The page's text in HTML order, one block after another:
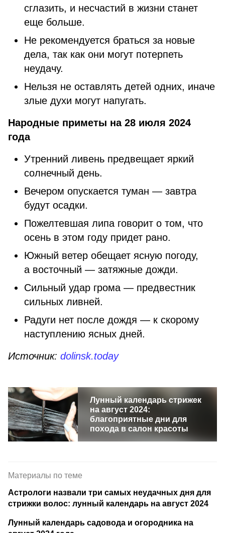
сглазить, и несчастий в жизни станет
еще больше.
Не рекомендуется браться за новые
дела, так как они могут потерпеть
неудачу.
Нельзя не оставлять детей одних, иначе
злые духи могут напугать.
Народные приметы на 28 июля 2024
года
Утренний ливень предвещает яркий
солнечный день.
Вечером опускается туман — завтра
будут осадки.
Пожелтевшая липа говорит о том, что
осень в этом году придет рано.
Южный ветер обещает ясную погоду,
а восточный — затяжные дожди.
Сильный удар грома — предвестник
сильных ливней.
Радуги нет после дождя — к скорому
наступлению ясных дней.
Источник: dolinsk.today
Лунный календарь стрижек
на август 2024:
благоприятные дни для
похода в салон красоты
Материалы по теме
Астрологи назвали три самых неудачных дня для
стрижки волос: лунный календарь на август 2024
Лунный календарь садовода и огородника на